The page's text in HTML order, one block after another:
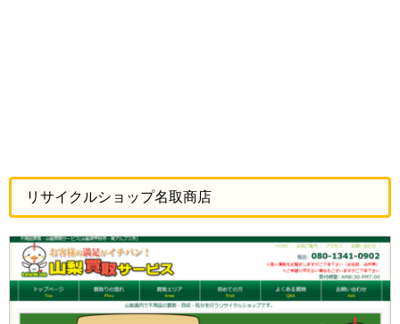
リサイクルショップ名取商店